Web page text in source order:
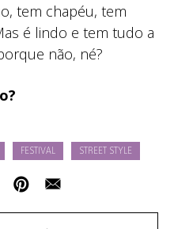
tem chapéu, tem
é lindo e tem tudo a
não, né?
FESTIVAL STREET STYLE